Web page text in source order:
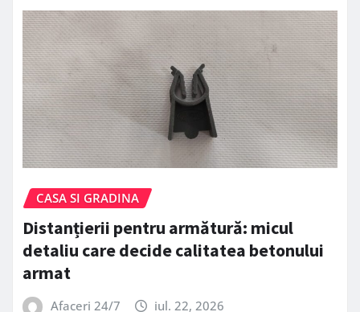
CASA SI GRADINA
Distanțierii pentru armătură: micul
detaliu care decide calitatea betonului
armat
Afaceri 24/7 iul. 22, 2026